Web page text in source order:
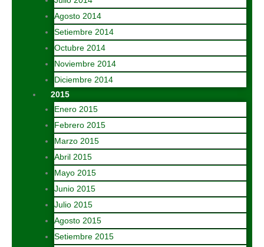
Agosto 2014
Setiembre 2014
Octubre 2014
Noviembre 2014
Diciembre 2014
2015
Enero 2015
Febrero 2015
Marzo 2015
Abril 2015
Mayo 2015
Junio 2015
Julio 2015
Agosto 2015
Setiembre 2015